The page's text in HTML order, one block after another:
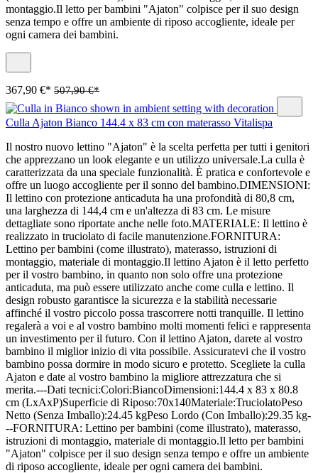
montaggio.Il letto per bambini "Ajaton" colpisce per il suo design
senza tempo e offre un ambiente di riposo accogliente, ideale per
ogni camera dei bambini.
367,90 €* 507,90 €*
Culla Ajaton Bianco 144.4 x 83 cm con materasso Vitalispa
Il nostro nuovo lettino "Ajaton" è la scelta perfetta per tutti i genitori
che apprezzano un look elegante e un utilizzo universale.La culla è
caratterizzata da una speciale funzionalità. È pratica e confortevole e
offre un luogo accogliente per il sonno del bambino.DIMENSIONI:
Il lettino con protezione anticaduta ha una profondità di 80,8 cm,
una larghezza di 144,4 cm e un'altezza di 83 cm. Le misure
dettagliate sono riportate anche nelle foto.MATERIALE: Il lettino è
realizzato in truciolato di facile manutenzione.FORNITURA:
Lettino per bambini (come illustrato), materasso, istruzioni di
montaggio, materiale di montaggio.Il lettino Ajaton è il letto perfetto
per il vostro bambino, in quanto non solo offre una protezione
anticaduta, ma può essere utilizzato anche come culla e lettino. Il
design robusto garantisce la sicurezza e la stabilità necessarie
affinché il vostro piccolo possa trascorrere notti tranquille. Il lettino
regalerà a voi e al vostro bambino molti momenti felici e rappresenta
un investimento per il futuro. Con il lettino Ajaton, darete al vostro
bambino il miglior inizio di vita possibile. Assicuratevi che il vostro
bambino possa dormire in modo sicuro e protetto. Scegliete la culla
Ajaton e date al vostro bambino la migliore attrezzatura che si
merita.---Dati tecnici:Colori:BiancoDimensioni:144.4 x 83 x 80.8
cm (LxAxP)Superficie di Riposo:70x140Materiale:TruciolatoPeso
Netto (Senza Imballo):24.45 kgPeso Lordo (Con Imballo):29.35 kg-
--FORNITURA: Lettino per bambini (come illustrato), materasso,
istruzioni di montaggio, materiale di montaggio.Il letto per bambini
"Ajaton" colpisce per il suo design senza tempo e offre un ambiente
di riposo accogliente, ideale per ogni camera dei bambini.